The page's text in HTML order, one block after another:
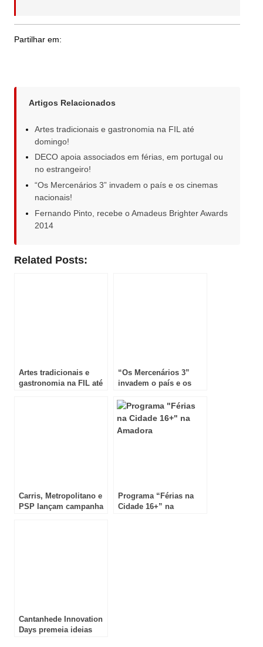
Partilhar em:
Artigos Relacionados
Artes tradicionais e gastronomia na FIL até
domingo!
DECO apoia associados em férias, em portugal ou
no estrangeiro!
“Os Mercenários 3” invadem o país e os cinemas
nacionais!
Fernando Pinto, recebe o Amadeus Brighter Awards
2014
Related Posts:
Artes tradicionais e
gastronomia na FIL até
“Os Mercenários 3”
invadem o país e os
Carris, Metropolitano e
PSP lançam campanha
Programa “Férias na
Cidade 16+” na
Cantanhede Innovation
Days premeia ideias